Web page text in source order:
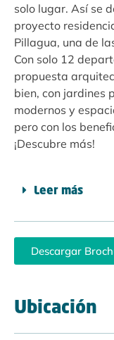
solo lugar. Así se
proyecto
Pillagua, una de
Con solo 12
propuesta
bien, con jardines
modernos y
pero con los
¡Descubre más!
Leer más
Descargar
Ubicación